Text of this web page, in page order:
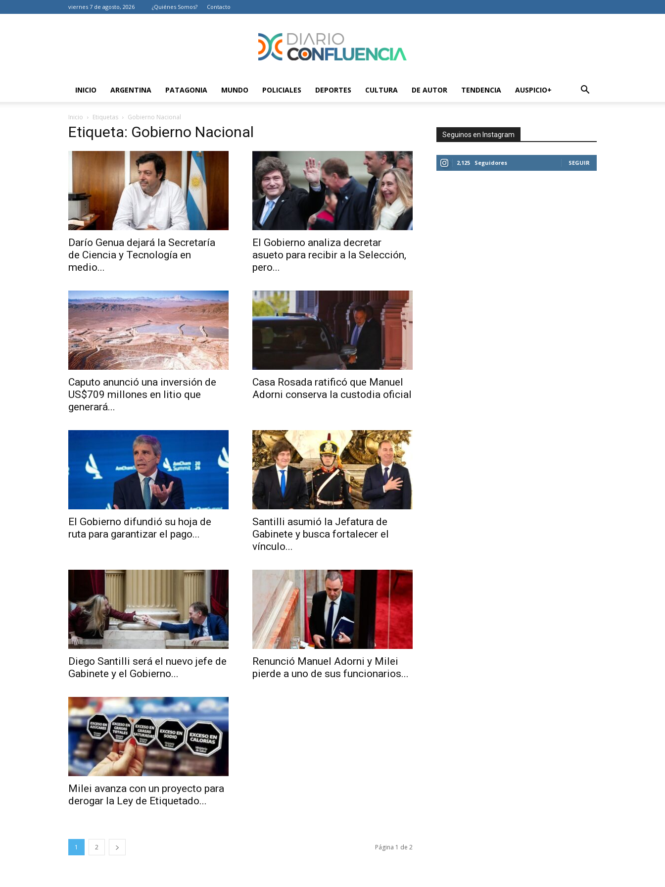
viernes 7 de agosto, 2026 ¿Quiénes Somos? Contacto
Diario
Confluencia
–
INICIO ARGENTINA PATAGONIA MUNDO POLICIALES DEPORTES CULTURA DE AUTOR TENDENCIA AUSPICIO+
Inicio Etiquetas Gobierno Nacional
Etiqueta: Gobierno Nacional
Darío Genua dejará la Secretaría
de Ciencia y Tecnología en
medio...
El Gobierno analiza decretar
asueto para recibir a la Selección,
pero...
Caputo anunció una inversión de
US$709 millones en litio que
generará...
Casa Rosada ratificó que Manuel
Adorni conserva la custodia oficial
El Gobierno difundió su hoja de
ruta para garantizar el pago...
Santilli asumió la Jefatura de
Gabinete y busca fortalecer el
vínculo...
Diego Santilli será el nuevo jefe de
Gabinete y el Gobierno...
Renunció Manuel Adorni y Milei
pierde a uno de sus funcionarios...
Milei avanza con un proyecto para
derogar la Ley de Etiquetado...
1 2 Página 1 de 2
Seguinos en Instagram
2,125 Seguidores SEGUIR